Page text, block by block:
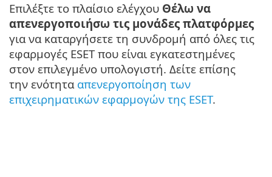
Επιλέξτε το πλαίσιο ελέγχου Θέλω να
απενεργοποιήσω τις μονάδες πλατφόρμες
για να καταργήσετε τη συνδρομή από όλες τις
εφαρμογές ESET που είναι εγκατεστημένες
στον επιλεγμένο υπολογιστή. Δείτε επίσης
την ενότητα απενεργοποίηση των
επιχειρηματικών εφαρμογών της ESET.